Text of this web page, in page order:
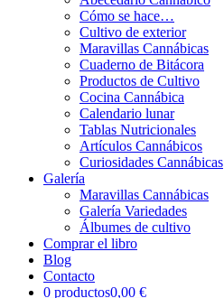
Cómo se hace…
Cultivo de exterior
Maravillas Cannábicas
Cuaderno de Bitácora
Productos de Cultivo
Cocina Cannábica
Calendario lunar
Tablas Nutricionales
Artículos Cannábicos
Curiosidades Cannábicas
Galería
Maravillas Cannábicas
Galería Variedades
Álbumes de cultivo
Comprar el libro
Blog
Contacto
0 productos0,00 €